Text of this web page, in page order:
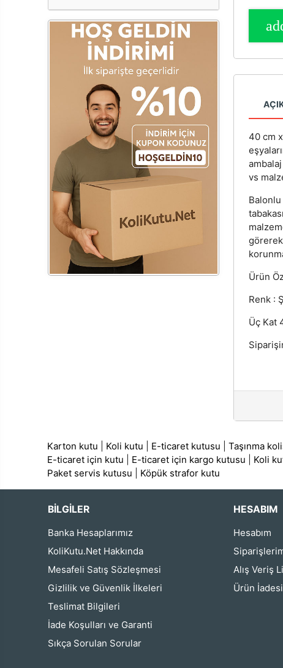
40 cm
vs
Ürün
Renk :
Üç Kat
Karton kutu Koli kutu E-ticaret kutusu |Taşınma
E-ticaret için kutu
E-ticaret için kargo kutusu Koli
Paket servis kutusu
Köpük strafor kutu
BİLGİLER
Banka Hesaplarımız
KoliKutu.Net Hakkında
Mesafeli Satış Sözleşmesi
Gizlilik ve Güvenlik İlkeleri
Teslimat Bilgileri
İade Koşulları ve Garanti
Sıkça Sorulan Sorular
HESABIM
Hesabım
Alış Veriş
Ürün İadesi